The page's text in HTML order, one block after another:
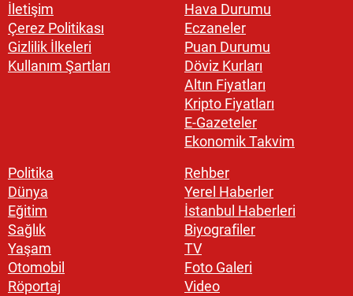
İletişim
Çerez Politikası
Gizlilik İlkeleri
Kullanım Şartları
Hava Durumu
Eczaneler
Puan Durumu
Döviz Kurları
Altın Fiyatları
Kripto Fiyatları
E-Gazeteler
Ekonomik Takvim
Politika
Dünya
Eğitim
Sağlık
Yaşam
Otomobil
Röportaj
Rehber
Yerel Haberler
İstanbul Haberleri
Biyografiler
TV
Foto Galeri
Video